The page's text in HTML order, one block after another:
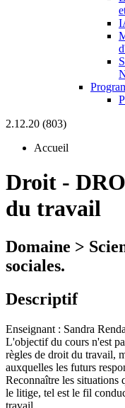
2.12.20 (803)
Accueil
Droit -
du travail
Domaine >
sociales.
Descriptif
Enseignant : Sandra
L'objectif du cours n'est
règles de droit du travail,
auxquelles les futurs
Reconnaître les situations
le litige, tel est le fil
travail.